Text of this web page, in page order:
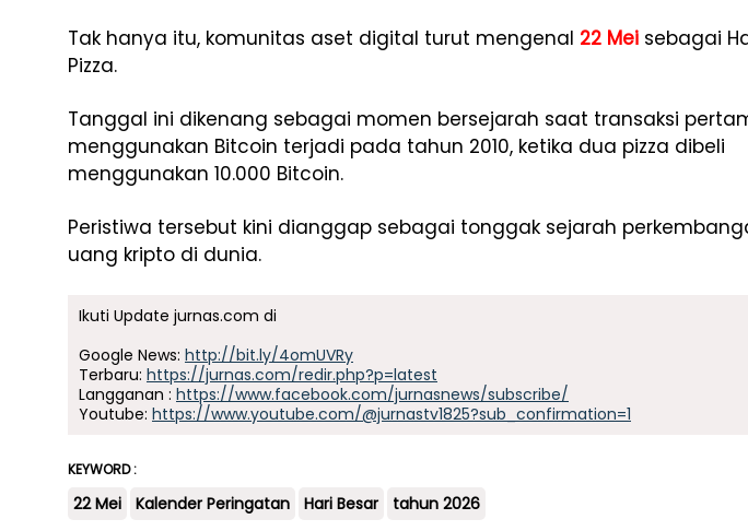
Tak hanya itu, komunitas aset digital turut mengenal 22 Mei sebagai
Pizza.
Tanggal ini dikenang sebagai momen bersejarah saat transaksi
menggunakan Bitcoin terjadi pada tahun 2010, ketika dua pizza dibeli
menggunakan 10.000 Bitcoin.
Peristiwa tersebut kini dianggap sebagai tonggak sejarah
uang kripto di dunia.
Ikuti Update jurnas.com di
Google News: http://bit.ly/4omUVRy
Terbaru: https://jurnas.com/redir.php?p=latest
Langganan : https://www.facebook.com/jurnasnews/subscribe/
Youtube: https://www.youtube.com/@jurnastv1825?sub_confirmation=1
KEYWORD :
22 Mei Kalender Peringatan Hari Besar tahun 2026